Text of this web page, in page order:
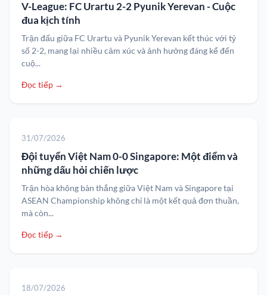
V-League: FC Urartu 2-2 Pyunik Yerevan - Cuộc
đua kịch tính
Trận đấu giữa FC Urartu và Pyunik Yerevan kết thúc với tỷ
số 2-2, mang lại nhiều cảm xúc và ảnh hưởng đáng kể đến
cuộ...
Đọc tiếp →
31/07/2026
Đội tuyển Việt Nam 0-0 Singapore: Một điểm và
những dấu hỏi chiến lược
Trận hòa không bàn thắng giữa Việt Nam và Singapore tại
ASEAN Championship không chỉ là một kết quả đơn thuần,
mà còn...
Đọc tiếp →
18/07/2026